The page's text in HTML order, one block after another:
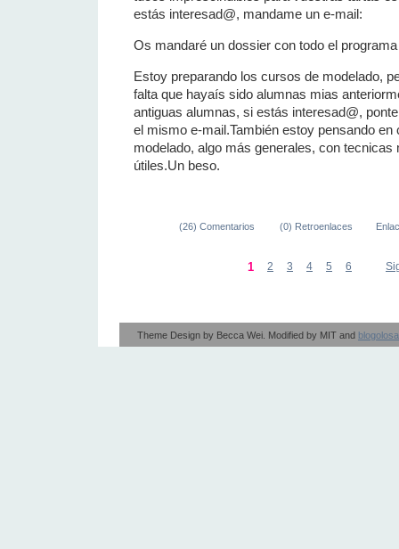
estás interesad@, mandame un e-mail:
Os mandaré un dossier con todo el
Estoy preparando los cursos de modelado,
falta que hayaís sido alumnas mias
antiguas alumnas, si estás interesad@,
el mismo e-mail.También estoy pensando en
modelado, algo más generales, con
útiles.Un beso.
(26) Comentarios (0) Retroenlaces
1 2 3 4 5 6
Theme Design by Becca Wei . Modified by MIT and